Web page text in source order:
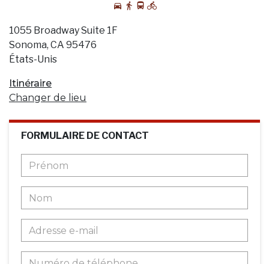
1055 Broadway Suite 1F
Sonoma, CA 95476
États-Unis
Itinéraire
Changer de lieu
FORMULAIRE DE CONTACT